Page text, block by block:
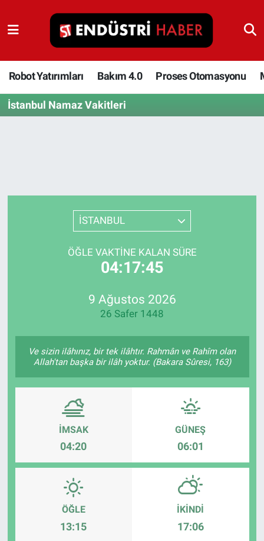
Robot Yatırımları Bakım 4.0 Proses Otomasyonu
İstanbul Namaz Vakitleri
İSTANBUL
ÖĞLE VAKTINE KALAN SÜRE
04:17:45
9 Ağustos 2026
26 Safer 1448
Ve sizin ilâhınız, bir tek ilâhtır. Rahmân ve Rahîm olan
Allah'tan başka bir ilâh yoktur. (Bakara Sûresi, 163)
İMSAK
04:20
GÜNEŞ
06:01
ÖĞLE
13:15
İKINDI
17:06
Robot Yatırımları
Bakım 4.0
Proses Otomasyonu
Depolama Çözümleri
İnşaat ve Malzeme
HaberOrtak
Enerjisini Üreten Fabrikalar
Endüstri 4.0 Uygulamaları
Ağır Sanayi Çözümleri